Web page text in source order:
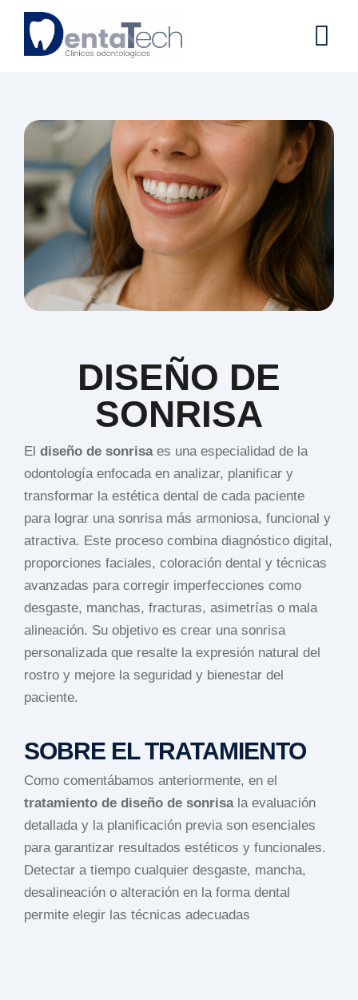
DISEÑO DE
SONRISA
El diseño de sonrisaes una especialidad de la
odontología enfocada en analizar, planificar y
transformar la estética dental de cada paciente
para lograr una sonrisa más armoniosa, funcional y
atractiva. Este proceso combina diagnóstico digital,
proporciones faciales, coloración dental y técnicas
avanzadas para corregir imperfecciones como
desgaste, manchas, fracturas, asimetrías o mala
alineación. Su objetivo es crear una sonrisa
personalizada que resalte la expresión natural del
rostro y mejore la seguridad y bienestar del
paciente.
SOBRE EL TRATAMIENTO
Como comentábamos anteriormente, en el
tratamiento de diseño de sonrisala evaluación
detallada y la planificación previa son esenciales
para garantizar resultados estéticos y funcionales.
Detectar a tiempo cualquier desgaste, mancha,
desalineación o alteración en la forma dental
permite elegir las técnicas adecuadas